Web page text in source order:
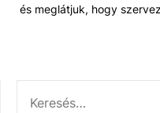
és meglátjuk, hogy